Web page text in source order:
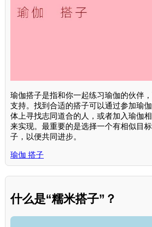
瑜伽搭子是指和你一起练习瑜伽的伙伴
支持。找到合适的搭子可以通过参加瑜
体上寻找志同道合的人，或者加入瑜伽
来实现。最重要的是选择一个有相似目
子，以便共同进步。
瑜伽 搭子
什么是“糯米搭子”？